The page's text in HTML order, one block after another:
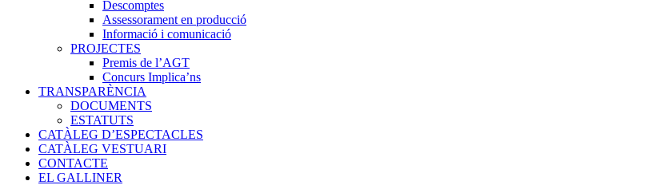
Descomptes
Assessorament en producció
Informació i comunicació
PROJECTES
Premis de l’AGT
Concurs Implica’ns
TRANSPARÈNCIA
DOCUMENTS
ESTATUTS
CATÀLEG D’ESPECTACLES
CATÀLEG VESTUARI
CONTACTE
EL GALLINER